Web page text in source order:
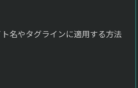
名やタグラインに適用する方法